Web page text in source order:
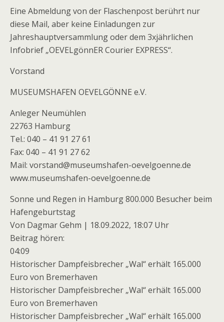
Eine Abmeldung von der Flaschenpost berührt nur
diese Mail, aber keine Einladungen zur
Jahreshauptversammlung oder dem 3xjährlichen
Infobrief „OEVELgönnER Courier EXPRESS“.
Vorstand
MUSEUMSHAFEN OEVELGÖNNE e.V.
Anleger Neumühlen
22763 Hamburg
Tel.: 040 – 41 91 27 61
Fax: 040 – 41 91 27 62
Mail: vorstand@museumshafen-oevelgoenne.de
www.museumshafen-oevelgoenne.de
Sonne und Regen in Hamburg 800.000 Besucher beim
Hafengeburtstag
Von Dagmar Gehm | 18.09.2022, 18:07 Uhr
Beitrag hören:
04:09
Historischer Dampfeisbrecher „Wal“ erhält 165.000
Euro von Bremerhaven
Historischer Dampfeisbrecher „Wal“ erhält 165.000
Euro von Bremerhaven
Historischer Dampfeisbrecher „Wal“ erhält 165.000